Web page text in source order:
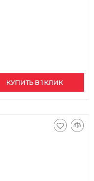
КУПИТЬ В 1 КЛИК